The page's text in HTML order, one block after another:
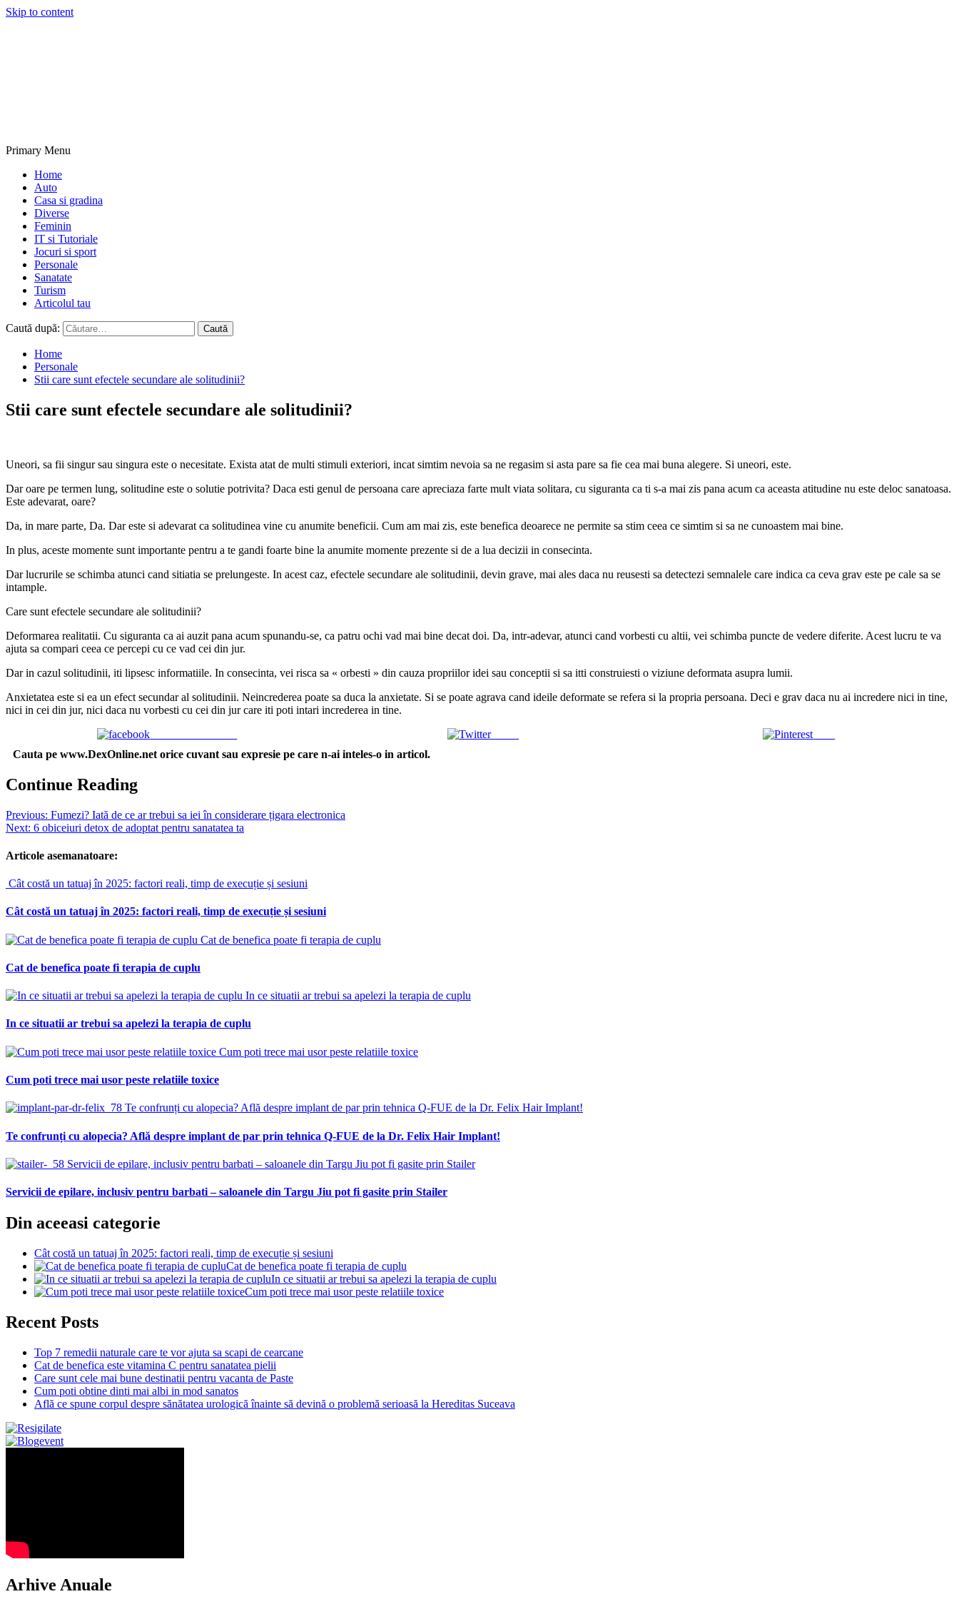
Skip to content
Primary Menu
Home
Auto
Casa si gradina
Diverse
Feminin
IT si Tutoriale
Jocuri si sport
Personale
Sanatate
Turism
Articolul tau
Caută după:
Home
Personale
Stii care sunt efectele secundare ale solitudinii?
Stii care sunt efectele secundare ale solitudinii?
Uneori, sa fii singur sau singura este o necesitate. Exista atat de multi stimuli exteriori, incat simtim nevoia sa ne regasim si asta pare sa fie cea mai buna alegere. Si uneori, este.
Dar oare pe termen lung, solitudine este o solutie potrivita? Daca esti genul de persoana care apreciaza farte mult viata solitara, cu siguranta ca ti s-a mai zis pana acum ca aceasta atitudine nu este deloc sanatoasa.
Este adevarat, oare?
Da, in mare parte, Da. Dar este si adevarat ca solitudinea vine cu anumite beneficii. Cum am mai zis, este benefica deoarece ne permite sa stim ceea ce simtim si sa ne cunoastem mai bine.
In plus, aceste momente sunt importante pentru a te gandi foarte bine la anumite momente prezente si de a lua decizii in consecinta.
Dar lucrurile se schimba atunci cand sitiatia se prelungeste. In acest caz, efectele secundare ale solitudinii, devin grave, mai ales daca nu reusesti sa detectezi semnalele care indica ca ceva grav este pe cale sa se
intample.
Care sunt efectele secundare ale solitudinii?
Deformarea realitatii. Cu siguranta ca ai auzit pana acum spunandu-se, ca patru ochi vad mai bine decat doi. Da, intr-adevar, atunci cand vorbesti cu altii, vei schimba puncte de vedere diferite. Acest lucru te va
ajuta sa compari ceea ce percepi cu ce vad cei din jur.
Dar in cazul solitudinii, iti lipsesc informatiile. In consecinta, vei risca sa « orbesti » din cauza propriilor idei sau conceptii si sa itti construiesti o viziune deformata asupra lumii.
Anxietatea este si ea un efect secundar al solitudinii. Neincrederea poate sa duca la anxietate. Si se poate agrava cand ideile deformate se refera si la propria persoana. Deci e grav daca nu ai incredere nici in tine,
nici in cei din jur, nici daca nu vorbesti cu cei din jur care iti poti intari increderea in tine.
Tweet
Cauta pe www.DexOnline.net orice cuvant sau expresie pe care n-ai inteles-o in articol.
Continue Reading
Previous: Fumezi? Iată de ce ar trebui sa iei în considerare țigara electronica
Next: 6 obiceiuri detox de adoptat pentru sanatatea ta
Articole asemanatoare:
Cât costă un tatuaj în 2025: factori reali, timp de execuție și sesiuni
Cât costă un tatuaj în 2025: factori reali, timp de execuție și sesiuni
Cat de benefica poate fi terapia de cuplu
Cat de benefica poate fi terapia de cuplu
In ce situatii ar trebui sa apelezi la terapia de cuplu
In ce situatii ar trebui sa apelezi la terapia de cuplu
Cum poti trece mai usor peste relatiile toxice
Cum poti trece mai usor peste relatiile toxice
Te confrunți cu alopecia? Află despre implant de par prin tehnica Q-FUE de la Dr. Felix Hair Implant!
Te confrunți cu alopecia? Află despre implant de par prin tehnica Q-FUE de la Dr. Felix Hair Implant!
Servicii de epilare, inclusiv pentru barbati – saloanele din Targu Jiu pot fi gasite prin Stailer
Servicii de epilare, inclusiv pentru barbati – saloanele din Targu Jiu pot fi gasite prin Stailer
Din aceeasi categorie
Cât costă un tatuaj în 2025: factori reali, timp de execuție și sesiuni
Cat de benefica poate fi terapia de cuplu
In ce situatii ar trebui sa apelezi la terapia de cuplu
Cum poti trece mai usor peste relatiile toxice
Recent Posts
Top 7 remedii naturale care te vor ajuta sa scapi de cearcane
Cat de benefica este vitamina C pentru sanatatea pielii
Care sunt cele mai bune destinatii pentru vacanta de Paste
Cum poti obtine dinti mai albi in mod sanatos
Află ce spune corpul despre sănătatea urologică înainte să devină o problemă serioasă la Hereditas Suceava
Arhive Anuale